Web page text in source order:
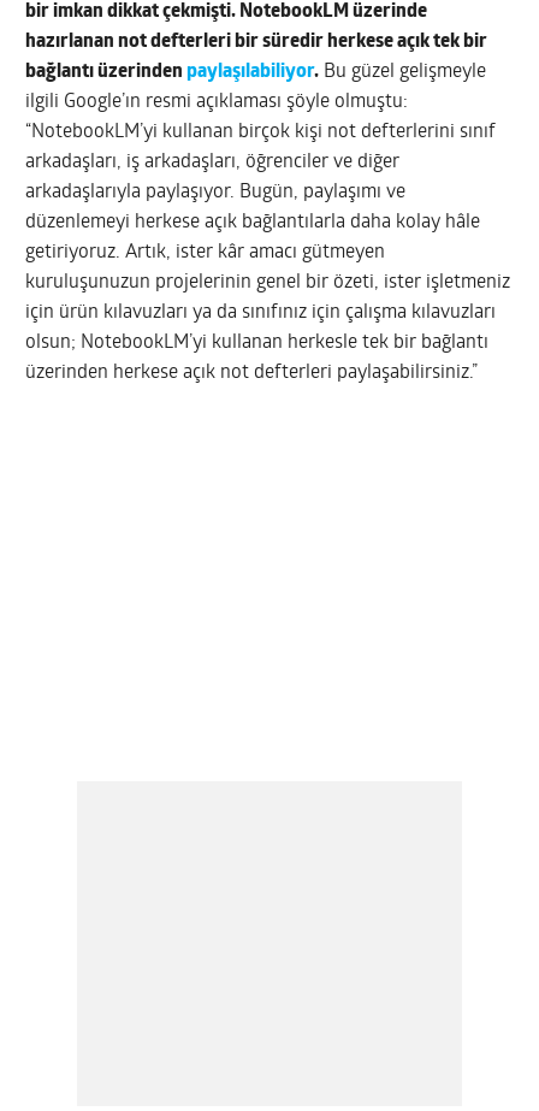
bir imkan dikkat çekmişti. NotebookLM üzerinde
hazırlanan not defterleri bir süredir herkese açık tek bir
bağlantı üzerindenpaylaşılabiliyor. Bu güzel gelişmeyle
ilgili Google’ın resmi açıklaması şöyle olmuştu:
“NotebookLM’yi kullanan birçok kişi not defterlerini sınıf
arkadaşları, iş arkadaşları, öğrenciler ve diğer
arkadaşlarıyla paylaşıyor. Bugün, paylaşımı ve
düzenlemeyi herkese açık bağlantılarla daha kolay hâle
getiriyoruz. Artık, ister kâr amacı gütmeyen
kuruluşunuzun projelerinin genel bir özeti, ister işletmeniz
için ürün kılavuzları ya da sınıfınız için çalışma kılavuzları
olsun; NotebookLM’yi kullanan herkesle tek bir bağlantı
üzerinden herkese açık not defterleri paylaşabilirsiniz.”